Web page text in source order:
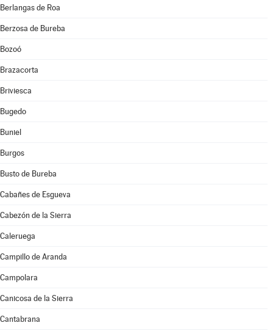
Berlangas de Roa
Berzosa de Bureba
Bozoó
Brazacorta
Briviesca
Bugedo
Buniel
Burgos
Busto de Bureba
Cabañes de Esgueva
Cabezón de la Sierra
Caleruega
Campillo de Aranda
Campolara
Canicosa de la Sierra
Cantabrana